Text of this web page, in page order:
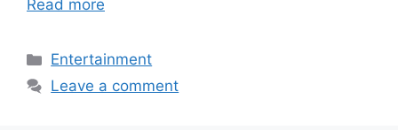
Read more
Categories
Entertainment
Leave a comment